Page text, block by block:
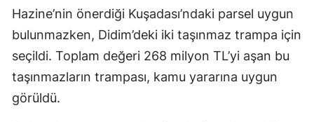
Hazine’nin önerdiği Kuşadası’ndaki parsel uygun
bulunmazken, Didim’deki iki taşınmaz trampa için
seçildi. Toplam değeri 268 milyon TL’yi aşan bu
taşınmazların trampası, kamu yararına uygun
görüldü.